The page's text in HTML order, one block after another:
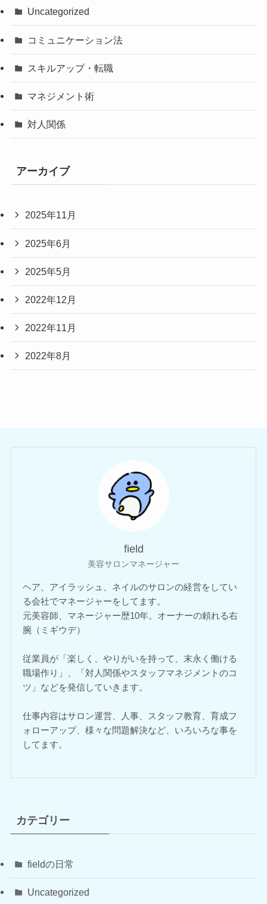
Uncategorized
コミュニケーション法
スキルアップ・転職
マネジメント術
対人関係
アーカイブ
2025年11月
2025年6月
2025年5月
2022年12月
2022年11月
2022年8月
field
美容サロンマネージャー
ヘア、アイラッシュ、ネイルのサロンの経営をしてい
る会社でマネージャーをしてます。
元美容師、マネージャー歴10年。オーナーの頼れる右
腕（ミギウデ）
従業員が「楽しく、やりがいを持って、末永く働ける
職場作り」、「対人関係やスタッフマネジメントのコ
ツ」などを発信していきます。
仕事内容はサロン運営、人事、スタッフ教育、育成フ
ォローアップ、様々な問題解決など、いろいろな事を
してます。
カテゴリー
fieldの日常
Uncategorized